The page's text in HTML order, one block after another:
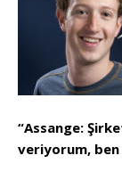
“Assange:
veriyorum,